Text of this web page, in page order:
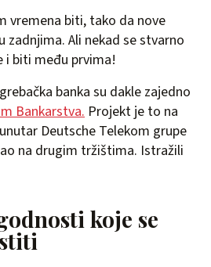
vremena biti, tako da nove
zadnjima. Ali nekad se stvarno
biti među prvima!
banka su dakle zajedno
Bankarstva. Projekt je to na
Deutsche Telekom grupe
na drugim tržištima. Istražili
koje se